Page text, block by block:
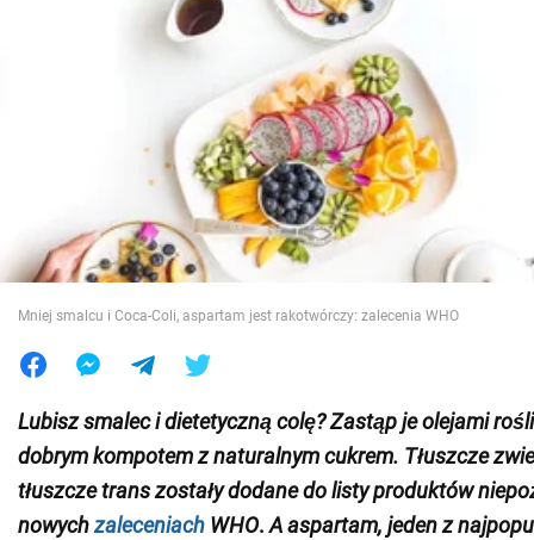
Wojna na Ukrainie
Świat
Jedzenie
Mniej smalcu i Coca-Coli, aspartam jest rakotwórczy: zalecenia WHO
Lubisz smalec i dietetyczną colę? Zastąp je olejami
dobrym kompotem z naturalnym cukrem. Tłuszcze
tłuszcze trans zostały dodane do listy produktów
nowychzaleceniach WHO.A aspartam, jeden z